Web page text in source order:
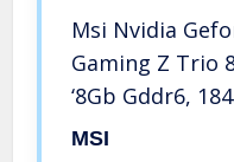
Msi Nvidia
Gaming Z Trio
‘8Gb Gddr6,
MSI